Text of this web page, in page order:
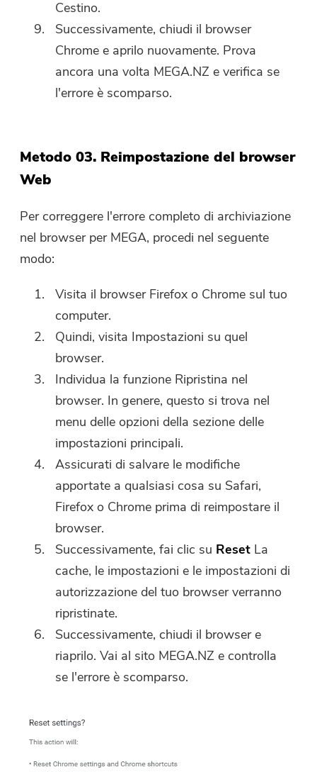
Cestino.
Successivamente, chiudi il browser
Chrome e aprilo nuovamente. Prova
ancora una volta MEGA.NZ e verifica se
l'errore è scomparso.
Metodo 03. Reimpostazione del browser
Web
Per correggere l'errore completo di archiviazione
nel browser per MEGA, procedi nel seguente
modo:
Visita il browser Firefox o Chrome sul tuo
computer.
Quindi, visita Impostazioni su quel
browser.
Individua la funzione Ripristina nel
browser. In genere, questo si trova nel
menu delle opzioni della sezione delle
impostazioni principali.
Assicurati di salvare le modifiche
apportate a qualsiasi cosa su Safari,
Firefox o Chrome prima di reimpostare il
browser.
Successivamente, fai clic su Reset La
cache, le impostazioni e le impostazioni di
autorizzazione del tuo browser verranno
ripristinate.
Successivamente, chiudi il browser e
riaprilo. Vai al sito MEGA.NZ e controlla
se l'errore è scomparso.
Abbonati alle nostre notizie sulle
Questo software può essere
Mac. Puoi inserire il tuo indirizzo
e-mail per ottenere il link per il
download e il codice coupon. Se
suNegozio
Inserisci un indirizzo email valido.
Invia
Grazie per il tuo abbonamento!
Grazie per il tuo abbonamento!
Il link per il download e il codice
coupon sono stati inviati alla tua
emailuser@email.com
cliccare sul pulsante per acquistare
direttamente il software.
Acquista